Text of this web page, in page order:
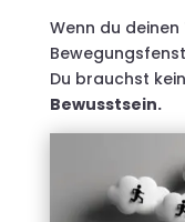
Wenn du
Du brauchst
Bewusstsein.